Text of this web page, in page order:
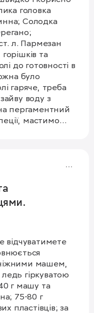
Солодка
л. Пармезан
та
було
гаряче, треба
воду з
пергаментний
мастимо
12-15 хвилин.
відчуватимете
машем,
гіркуватою